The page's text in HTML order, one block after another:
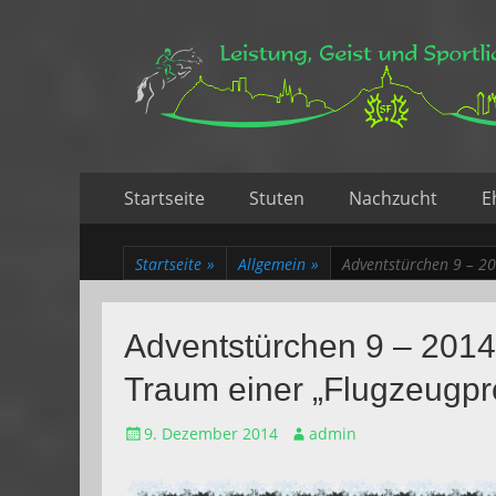
Leistung, Geist
Trakehner aus dem Herzen des Rheinlands
Erstes
Menü
Inhalt:
Startseite Stuten Nachzucht
Startseite » Allgemein » Adventstürchen 9 –
Adventstürchen 9 –
Traum einer
Gepostet
9. Dezember 2014 Autoradmin